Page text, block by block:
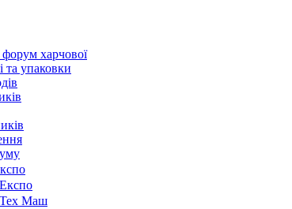
харчової
та упаковки
Маш